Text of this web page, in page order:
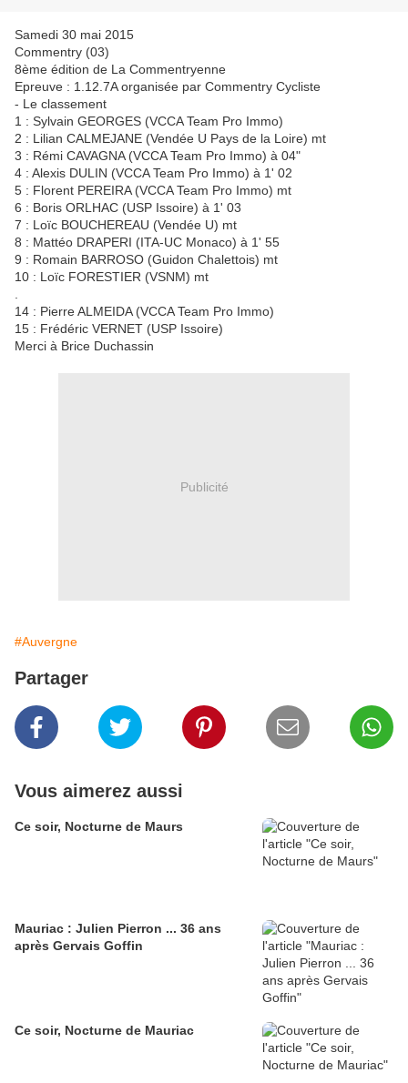
Samedi 30 mai 2015
Commentry (03)
8ème édition de La Commentryenne
Epreuve : 1.12.7A organisée par Commentry Cycliste
- Le classement
1 : Sylvain GEORGES (VCCA Team Pro Immo)
2 : Lilian CALMEJANE (Vendée U Pays de la Loire) mt
3 : Rémi CAVAGNA (VCCA Team Pro Immo) à 04"
4 : Alexis DULIN (VCCA Team Pro Immo) à 1' 02
5 : Florent PEREIRA (VCCA Team Pro Immo) mt
6 : Boris ORLHAC (USP Issoire) à 1' 03
7 : Loïc BOUCHEREAU (Vendée U) mt
8 : Mattéo DRAPERI (ITA-UC Monaco) à 1' 55
9 : Romain BARROSO (Guidon Chalettois) mt
10 : Loïc FORESTIER (VSNM) mt
14 : Pierre ALMEIDA (VCCA Team Pro Immo)
15 : Frédéric VERNET (USP Issoire)
Merci à Brice Duchassin
Publicité
#Auvergne
Partager
Vous aimerez aussi
Ce soir, Nocturne de Maurs
Mauriac : Julien Pierron ... 36 ans
après Gervais Goffin
Ce soir, Nocturne de Mauriac